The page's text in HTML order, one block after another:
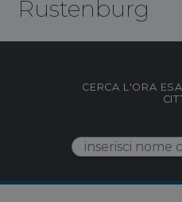
Rustenburg
CERCA L'ORA